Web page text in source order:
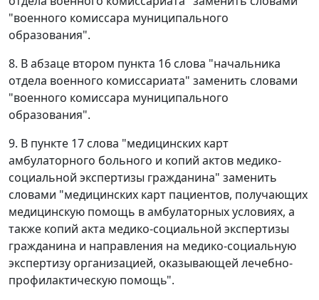
"военного комиссара муниципального
образования".
8. В абзаце втором пункта 16 слова "начальника
отдела военного комиссариата" заменить словами
"военного комиссара муниципального
образования".
9. В пункте 17 слова "медицинских карт
амбулаторного больного и копий актов медико-
социальной экспертизы гражданина" заменить
словами "медицинских карт пациентов, получающих
медицинскую помощь в амбулаторных условиях, а
также копий акта медико-социальной экспертизы
гражданина и направления на медико-социальную
экспертизу организацией, оказывающей лечебно-
профилактическую помощь".